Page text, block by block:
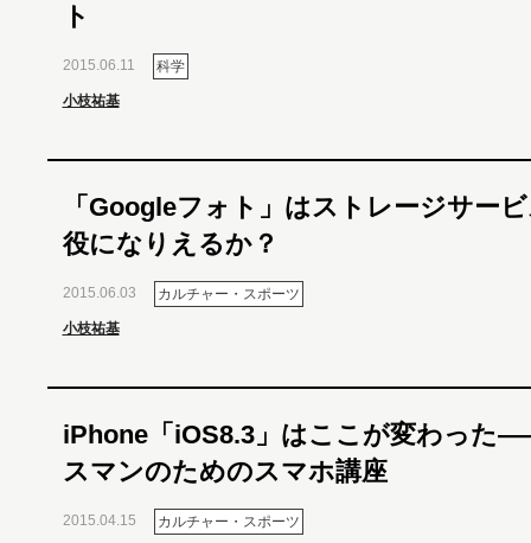
ト
2015.06.11 科学
小枝祐基
「Googleフォト」はストレージサー
役になりえるか？
2015.06.03 カルチャー・スポーツ
小枝祐基
iPhone「iOS8.3」はここが変わった
スマンのためのスマホ講座
2015.04.15 カルチャー・スポーツ